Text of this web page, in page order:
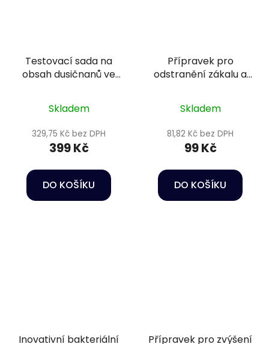
Testovací sada na
obsah dusičnanů ve
Skladem
329,75 Kč bez DPH
399 Kč
DO KOŠÍKU
Přípravek pro
odstranění zákalu a
g
Skladem
81,82 Kč bez DPH
99 Kč
DO KOŠÍKU
Inovativní bakteriální Přípravek pro zvýšení